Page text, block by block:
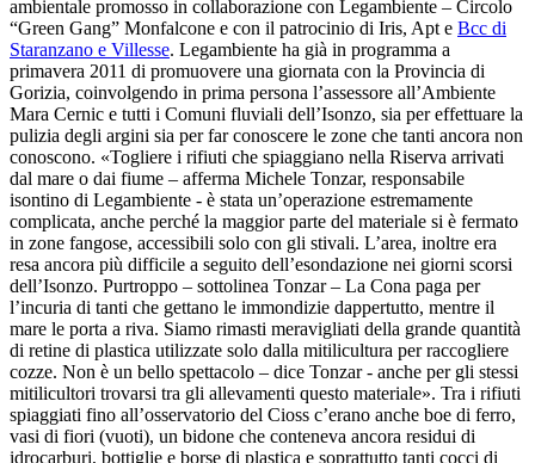
ambientale promosso in collaborazione con Legambiente – Circolo
“Green Gang” Monfalcone e con il patrocinio di Iris, Apt e Bcc di
Staranzano e Villesse. Legambiente ha già in programma a
primavera 2011 di promuovere una giornata con la Provincia di
Gorizia, coinvolgendo in prima persona l’assessore all’Ambiente
Mara Cernic e tutti i Comuni fluviali dell’Isonzo, sia per effettuare la
pulizia degli argini sia per far conoscere le zone che tanti ancora non
conoscono. «Togliere i rifiuti che spiaggiano nella Riserva arrivati
dal mare o dai fiume – afferma Michele Tonzar, responsabile
isontino di Legambiente - è stata un’operazione estremamente
complicata, anche perché la maggior parte del materiale si è fermato
in zone fangose, accessibili solo con gli stivali. L’area, inoltre era
resa ancora più difficile a seguito dell’esondazione nei giorni scorsi
dell’Isonzo. Purtroppo – sottolinea Tonzar – La Cona paga per
l’incuria di tanti che gettano le immondizie dappertutto, mentre il
mare le porta a riva. Siamo rimasti meravigliati della grande quantità
di retine di plastica utilizzate solo dalla mitilicultura per raccogliere
cozze. Non è un bello spettacolo – dice Tonzar - anche per gli stessi
mitilicultori trovarsi tra gli allevamenti questo materiale». Tra i rifiuti
spiaggiati fino all’osservatorio del Cioss c’erano anche boe di ferro,
vasi di fiori (vuoti), un bidone che conteneva ancora residui di
idrocarburi, bottiglie e borse di plastica e soprattutto tanti cocci di